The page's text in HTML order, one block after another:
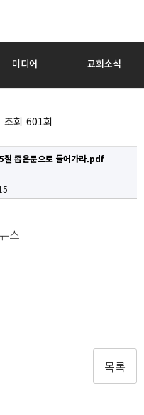
미디어 교회소식
조회 601회
좁은문으로 들어가라.pdf
스
목록